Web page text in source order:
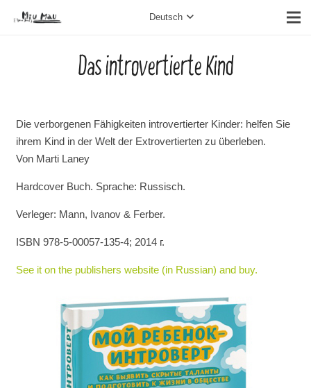
Deutsch
Das introvertierte Kind
Die verborgenen Fähigkeiten introvertierter Kinder: helfen Sie
ihrem Kind in der Welt der Extrovertierten zu überleben.
Von Marti Laney
Hardcover Buch. Sprache: Russisch.
Verleger: Mann, Ivanov & Ferber.
ISBN 978-5-00057-135-4; 2014 г.
See it on the publishers website (in Russian) and buy.